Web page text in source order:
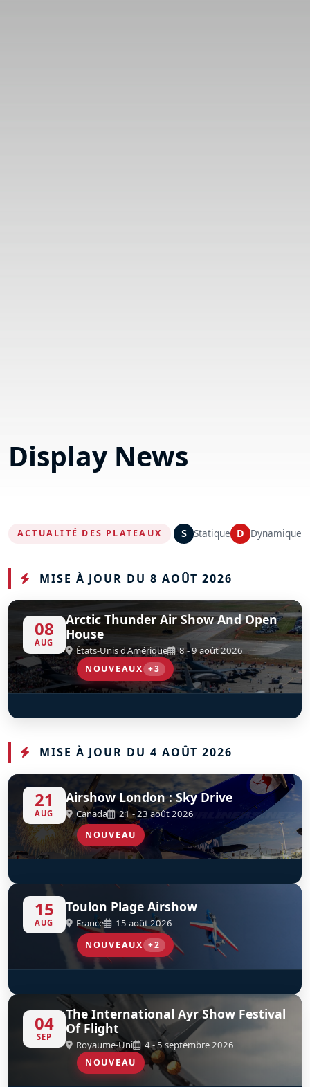
Display News
ACTUALITÉ DES PLATEAUX S Statique D Dynamique
MISE À JOUR DU 8 AOÛT 2026
08
AUG
Arctic Thunder Air Show And Open
House
États-Unis d'Amérique 8 - 9 août 2026
NOUVEAUX +3
D
Go Ez Aerobatics D
Undaunted Airshows D
US Army Golden Knights
MISE À JOUR DU 4 AOÛT 2026
21
AUG
Airshow London : Sky Drive
Canada 21 - 23 août 2026
NOUVEAU
S D
SkyHawks Canada
15
AUG
Toulon Plage Airshow
France 15 août 2026
NOUVEAUX +2
D
SA365 Dauphin French Navy D
Eurocopter AS565SA Panther - 35F
04
SEP
The International Ayr Show Festival
Of Flight
Royaume-Uni 4 - 5 septembre 2026
NOUVEAU